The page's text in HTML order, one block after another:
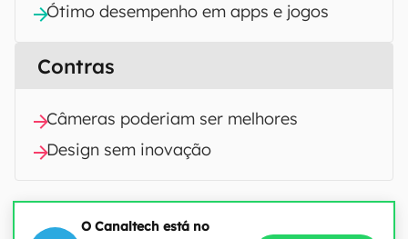
Ótimo desempenho em apps e jogos
Contras
Câmeras poderiam ser melhores
Design sem inovação
O Canaltech está no